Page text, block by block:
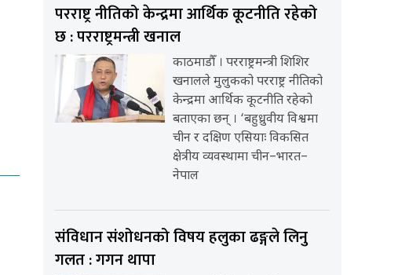
परराष्ट्र नीतिको केन्द्रमा आर्थिक कूटनीति रहेको
छ : परराष्ट्रमन्त्री खनाल
काठमाडौँ । परराष्ट्रमन्त्री शिशिर
खनालले मुलुकको परराष्ट्र नीतिको
केन्द्रमा आर्थिक कूटनीति रहेको
बताएका छन् । ‘बहुध्रुवीय विश्वमा
चीन र दक्षिण एसियाः विकसित
क्षेत्रीय व्यवस्थामा चीन–भारत–
नेपाल
संविधान संशोधनको विषय हलुका ढङ्गले लिनु
गलत : गगन थापा